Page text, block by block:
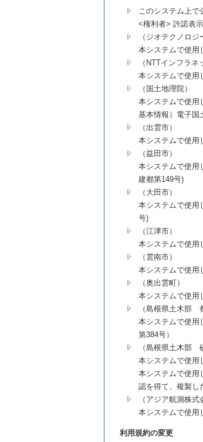
このシステム上で
<権利者> 許諾表
（ジオテクノロ
本システムで使用
（NTTインフラネ
本システムで使用
（国土地理院）
本システムで使用
基本情報）電子国
（出雲市）
本システムで使用
（益田市）
本システムで使用
建都第149号)
（大田市）
本システムで使用
号)
（江津市）
本システムで使用
（雲南市）
本システムで使用
（奥出雲町）
本システムで使用
（島根県土木部
本システムで使用
第384号）
（島根県土木部
本システムで使用
本システムで使用
認を得て、複製し
（アジア航測株式
本システムで使用
利用規約の変更